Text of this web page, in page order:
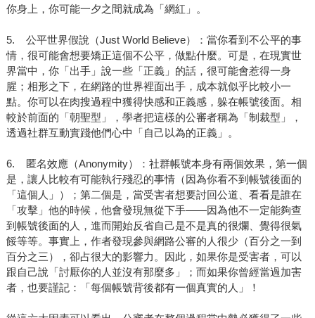
你身上，你可能一夕之間就成為「網紅」。
5. 公平世界假說（Just World Believe）：當你看到不公平的事
情，很可能會想要矯正這個不公平，做點什麼。可是，在現實世
界當中，你「出手」說一些「正義」的話，很可能會惹得一身
腥；相形之下，在網路的世界裡面出手，成本就似乎比較小一
點。你可以在肉搜過程中獲得快感和正義感，躲在帳號後面。相
較於前面的「朝聖型」，學者把這樣的公審者稱為「制裁型」，
透過社群互動實踐他們心中「自己以為的正義」。
6. 匿名效應（Anonymity）：社群帳號本身有兩個效果，第一個
是，讓人比較有可能執行殘忍的事情（因為你看不到帳號後面的
「這個人」）；第二個是，當受害者想要討回公道、看看是誰在
「攻擊」他的時候，他會發現無從下手——因為他不一定能夠查
到帳號後面的人，進而開始反省自己是不是真的很爛、覺得很氣
餒等等。事實上，作者發現參與網路公審的人很少（百分之一到
百分之三），卻占很大的影響力。因此，如果你是受害者，可以
跟自己說「討厭你的人並沒有那麼多」；而如果你曾經當過加害
者，也要謹記：「每個帳號背後都有一個真實的人」！